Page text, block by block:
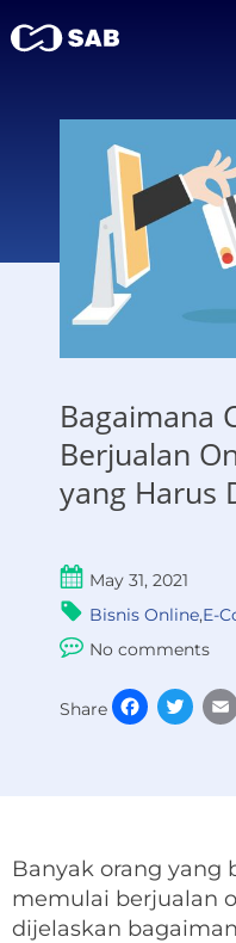
Bagaimana
Berjualan
yang Harus
May 31, 2021
Bisnis Online,E-
No comments
Share
Banyak orang yang
memulai berjualan
dijelaskan